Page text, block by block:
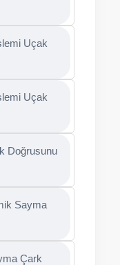
Uçak
Uçak
Doğrusunu
Sayma
Çark